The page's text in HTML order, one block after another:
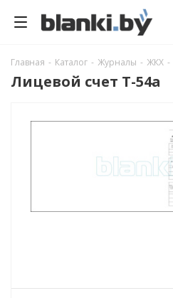
Главная - Каталог - Журналы - ЖКХ -
Лицевой счет Т-54а